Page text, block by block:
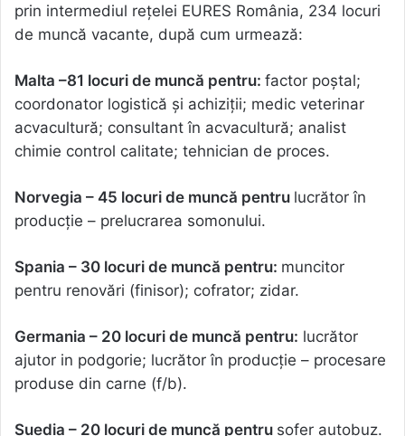
prin intermediul reţelei EURES România, 234 locuri
de muncă vacante, după cum urmează:
Malta –81 locuri de muncă pentru: factor poștal;
coordonator logistică și achiziții; medic veterinar
acvacultură; consultant în acvacultură; analist
chimie control calitate; tehnician de proces.
Norvegia – 45 locuri de muncă pentru lucrător în
producție – prelucrarea somonului.
Spania – 30 locuri de muncă pentru: muncitor
pentru renovări (finisor); cofrator; zidar.
Germania – 20 locuri de muncă pentru: lucrător
ajutor in podgorie; lucrător în producție – procesare
produse din carne (f/b).
Suedia – 20 locuri de muncă pentru șofer autobuz.